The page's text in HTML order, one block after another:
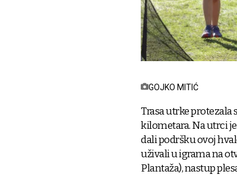
GOJKO MITIĆ
Trasa utrke protezala
kilometara. Na utrci
dali podršku ovoj
uživali u igrama na
Plantaža), nastup